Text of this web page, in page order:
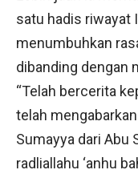
satu hadis riwayat
menumbuhkan
dibanding dengan
“Telah bercerita
telah
Sumayya dari Abu
radliallahu ‘anhu